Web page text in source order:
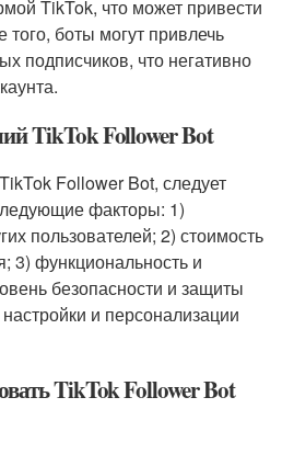
TikTok, что может привести
того, боты могут привлечь
подписчиков, что негативно
TikTok Follower Bot
Follower Bot, следует
факторы: 1)
пользователей; 2) стоимость
3) функциональность и
безопасности и защиты
и персонализации
TikTok Follower Bot